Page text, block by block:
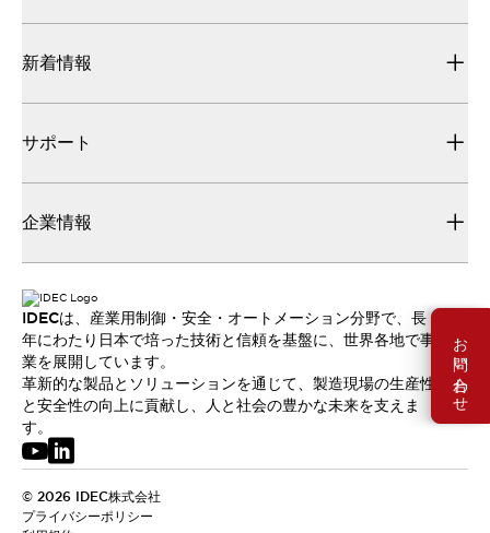
お問い合わせ
新着情報
サポート
企業情報
IDECは、産業用制御・安全・オートメーション分野で、長
年にわたり日本で培った技術と信頼を基盤に、世界各地で事
業を展開しています。
革新的な製品とソリューションを通じて、製造現場の生産性
と安全性の向上に貢献し、人と社会の豊かな未来を支えま
す。
© 2026 IDEC株式会社
プライバシーポリシー